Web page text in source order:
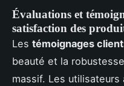
Évaluations et
satisfaction des
Les témoignages
beauté et la
massif. Les